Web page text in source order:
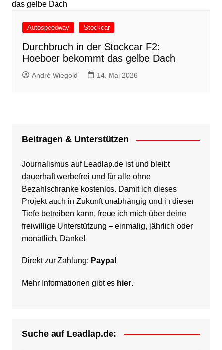
Autospeedway Stockcar
Durchbruch in der Stockcar F2:
Hoeboer bekommt das gelbe Dach
André Wiegold 14. Mai 2026
Beitragen & Unterstützen
Journalismus auf Leadlap.de ist und bleibt
dauerhaft werbefrei und für alle ohne
Bezahlschranke kostenlos. Damit ich dieses
Projekt auch in Zukunft unabhängig und in dieser
Tiefe betreiben kann, freue ich mich über deine
freiwillige Unterstützung – einmalig, jährlich oder
monatlich. Danke!
Direkt zur Zahlung: Paypal
Mehr Informationen gibt es hier.
Suche auf Leadlap.de: